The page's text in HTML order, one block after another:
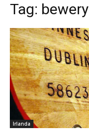
Tag: bewery
Irlanda